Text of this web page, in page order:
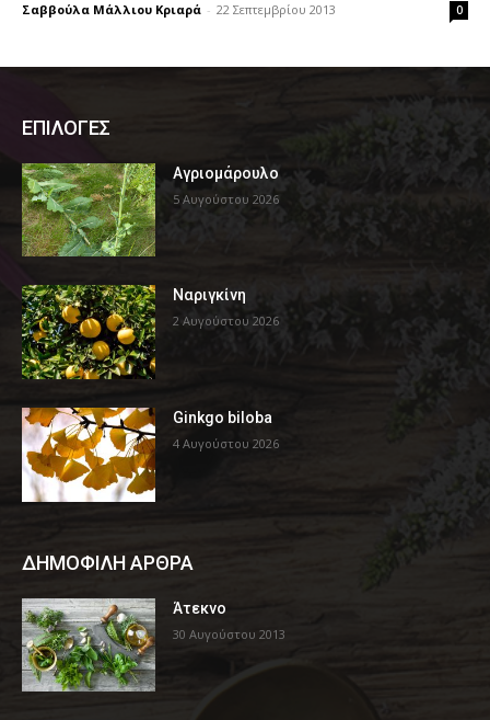
Σαββούλα Μάλλιου Κριαρά - 22 Σεπτεμβρίου 2013 0
ΕΠΙΛΟΓΕΣ
Αγριομάρουλο
5 Αυγούστου 2026
Ναριγκίνη
2 Αυγούστου 2026
Ginkgo biloba
4 Αυγούστου 2026
ΔΗΜΟΦΙΛΗ ΑΡΘΡΑ
Άτεκνο
30 Αυγούστου 2013